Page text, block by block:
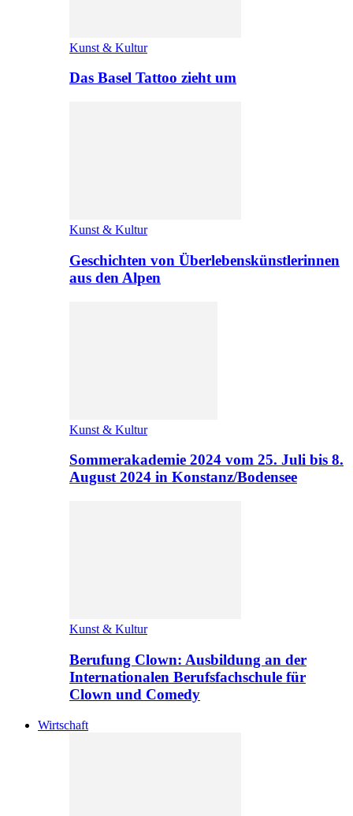
Kunst & Kultur
Das Basel Tattoo zieht um
Kunst & Kultur
Geschichten von Überlebenskünstlerinnen
aus den Alpen
Kunst & Kultur
Sommerakademie 2024 vom 25. Juli bis 8.
August 2024 in Konstanz/Bodensee
Kunst & Kultur
Berufung Clown: Ausbildung an der
Internationalen Berufsfachschule für
Clown und Comedy
Wirtschaft